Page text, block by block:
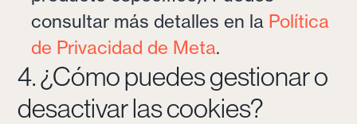
consultar más detalles en la Política
de Privacidad de Meta.
4. ¿Cómo puedes gestionar o
desactivar las cookies?